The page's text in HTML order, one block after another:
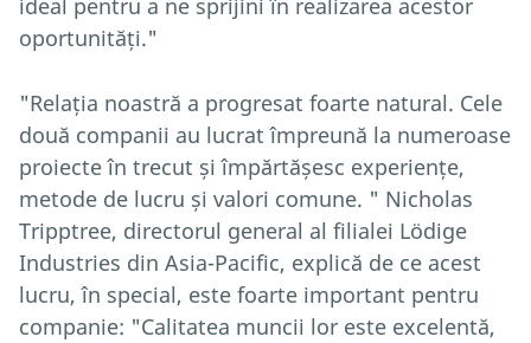
ideal pentru a ne sprijini în realizarea acestor
oportunități."
"Relația noastră a progresat foarte natural. Cele
două companii au lucrat împreună la numeroase
proiecte în trecut și împărtășesc experiențe,
metode de lucru și valori comune. " Nicholas
Tripptree, directorul general al filialei Lödige
Industries din Asia-Pacific, explică de ce acest
lucru, în special, este foarte important pentru
companie: "Calitatea muncii lor este excelentă,